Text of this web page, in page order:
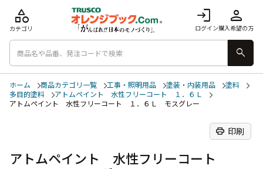
login
ログイン
person
購入希望の方
category
カテゴリ
search
ホーム 商品カテゴリ一覧 工事・照明用品 塗装・内装用品
塗料
多目的塗料
アトムペイント 水性フリーコート １．６Ｌ
アトムペイント 水性フリーコート １．６Ｌ モスグレー
print 印刷
アトムペイント 水性フリーコート